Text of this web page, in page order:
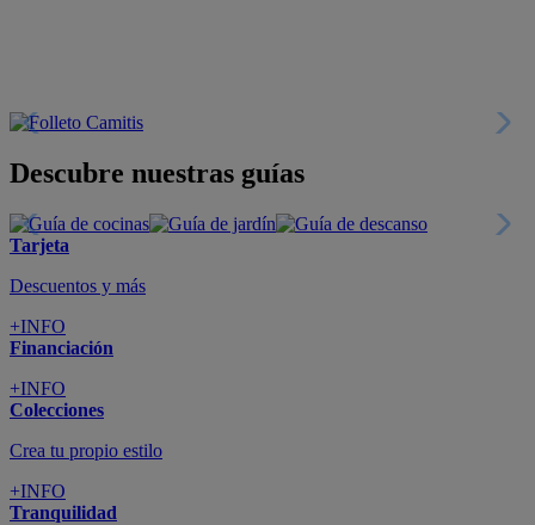
Descubre nuestras guías
Tarjeta
Descuentos y más
+INFO
Financiación
+INFO
Colecciones
Crea tu propio estilo
+INFO
Tranquilidad